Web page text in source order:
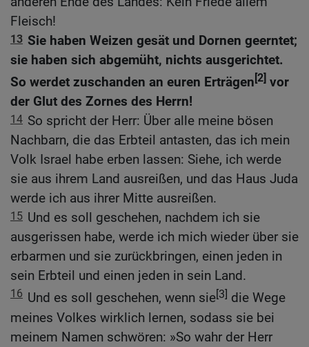
Fleisch!
13 Sie haben Weizen gesät und Dornen geerntet;
sie haben sich abgemüht, nichts ausgerichtet.
So werdet zuschanden an euren Erträgen [2] vor
der Glut des Zornes des Herrn!
14 So spricht der Herr: Über alle meine bösen
Nachbarn, die das Erbteil antasten, das ich mein
Volk Israel habe erben lassen: Siehe, ich werde
sie aus ihrem Land ausreißen, und das Haus Juda
werde ich aus ihrer Mitte ausreißen.
15 Und es soll geschehen, nachdem ich sie
ausgerissen habe, werde ich mich wieder über sie
erbarmen und sie zurückbringen, einen jeden in
sein Erbteil und einen jeden in sein Land.
16 Und es soll geschehen, wenn sie[3] die Wege
meines Volkes wirklich lernen, sodass sie bei
meinem Namen schwören: »So wahr der Herr